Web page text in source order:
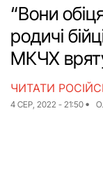
Про нас
Гроші
Інструкції
ЖКГ
“Вони
родичі
МКЧХ
4 СЕР, 2022 - 21:50
ЧИТАТИ